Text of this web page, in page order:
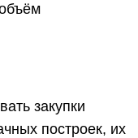
закупки
построек, их